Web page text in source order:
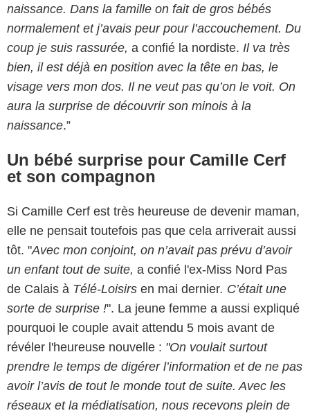
naissance. Dans la famille on fait de gros bébés
normalement et j’avais peur pour l’accouchement. Du
coup je suis rassurée, a confié la nordiste. Il va très
bien, il est déjà en position avec la tête en bas, le
visage vers mon dos. Il ne veut pas qu’on le voit. On
aura la surprise de découvrir son minois à la
naissance.”
Un bébé surprise pour Camille Cerf
et son compagnon
Si Camille Cerf est très heureuse de devenir maman,
elle ne pensait toutefois pas que cela arriverait aussi
tôt. "Avec mon conjoint, on n’avait pas prévu d’avoir
un enfant tout de suite, a confié l'ex-Miss Nord Pas
de Calais à Télé-Loisirs en mai dernier. C’était une
sorte de surprise !". La jeune femme a aussi expliqué
pourquoi le couple avait attendu 5 mois avant de
révéler l'heureuse nouvelle : "On voulait surtout
prendre le temps de digérer l’information et de ne pas
avoir l’avis de tout le monde tout de suite. Avec les
réseaux et la médiatisation, nous recevons plein de